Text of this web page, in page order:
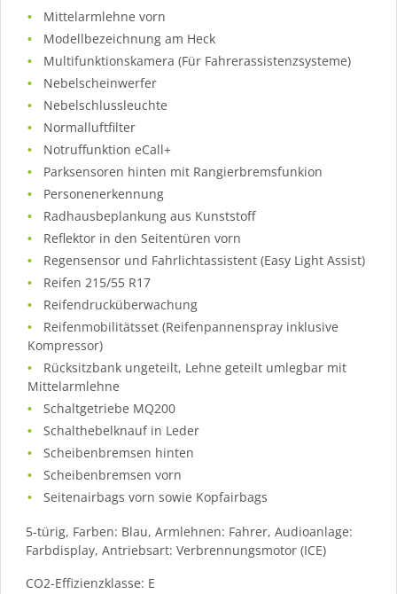
Mittelarmlehne vorn
Modellbezeichnung am Heck
Multifunktionskamera (Für Fahrerassistenzsysteme)
Nebelscheinwerfer
Nebelschlussleuchte
Normalluftfilter
Notruffunktion eCall+
Parksensoren hinten mit Rangierbremsfunkion
Personenerkennung
Radhausbeplankung aus Kunststoff
Reflektor in den Seitentüren vorn
Regensensor und Fahrlichtassistent (Easy Light Assist)
Reifen 215/55 R17
Reifendrucküberwachung
Reifenmobilitätsset (Reifenpannenspray inklusive
Kompressor)
Rücksitzbank ungeteilt, Lehne geteilt umlegbar mit
Mittelarmlehne
Schaltgetriebe MQ200
Schalthebelknauf in Leder
Scheibenbremsen hinten
Scheibenbremsen vorn
Seitenairbags vorn sowie Kopfairbags
5-türig, Farben: Blau, Armlehnen: Fahrer, Audioanlage:
Farbdisplay, Antriebsart: Verbrennungsmotor (ICE)
CO2-Effizienzklasse: E